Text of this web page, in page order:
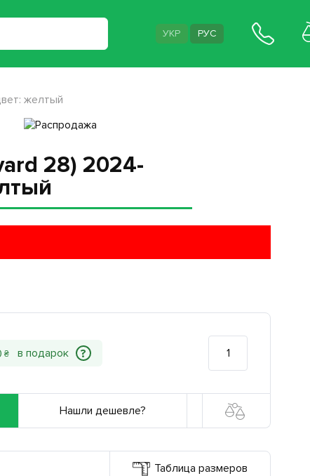
28) 2024-
₴ ?
Нашли дешевле?
Таблица размеров
УКР РУС
желтый